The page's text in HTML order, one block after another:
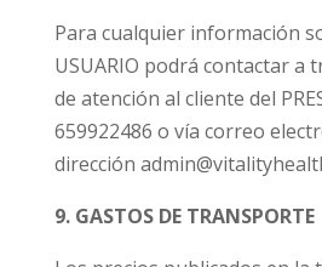
Para cualquier información
USUARIO podrá contactar a
de atención al cliente del
659922486 o vía correo
dirección
9. GASTOS DE TRANSPORTE